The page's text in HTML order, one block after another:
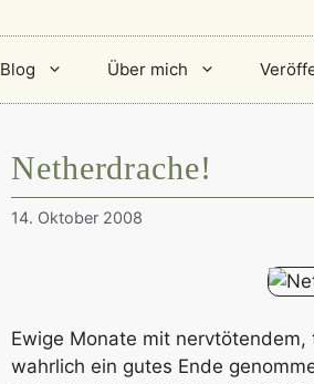
Blog Über mich
Netherdrache!
14. Oktober 2008
Ewige Monate mit nervtötendem,
wahrlich ein gutes Ende